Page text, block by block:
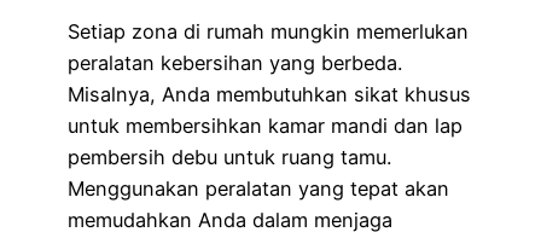
Setiap zona di rumah mungkin memerlukan
peralatan kebersihan yang berbeda.
Misalnya, Anda membutuhkan sikat khusus
untuk membersihkan kamar mandi dan lap
pembersih debu untuk ruang tamu.
Menggunakan peralatan yang tepat akan
memudahkan Anda dalam menjaga